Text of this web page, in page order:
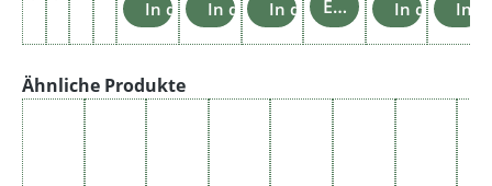
In den Warenkorb
In den Warenkorb
In den Warenkorb
Einzelheiten In den In
Produktgalerie überspringen
Ähnliche Produkte